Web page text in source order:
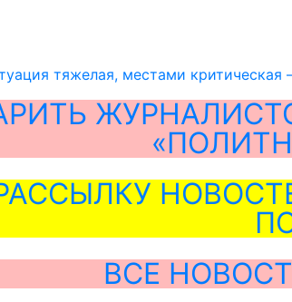
тяжелая, местами критическая
ВСЕ